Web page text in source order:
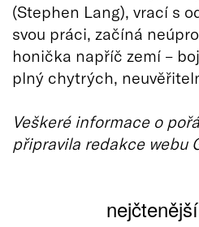
(Stephen Lang), vrací s
svou práci, začíná
honička napříč zemí –
plný chytrých,
Veškeré informace o
připravila redakce webu